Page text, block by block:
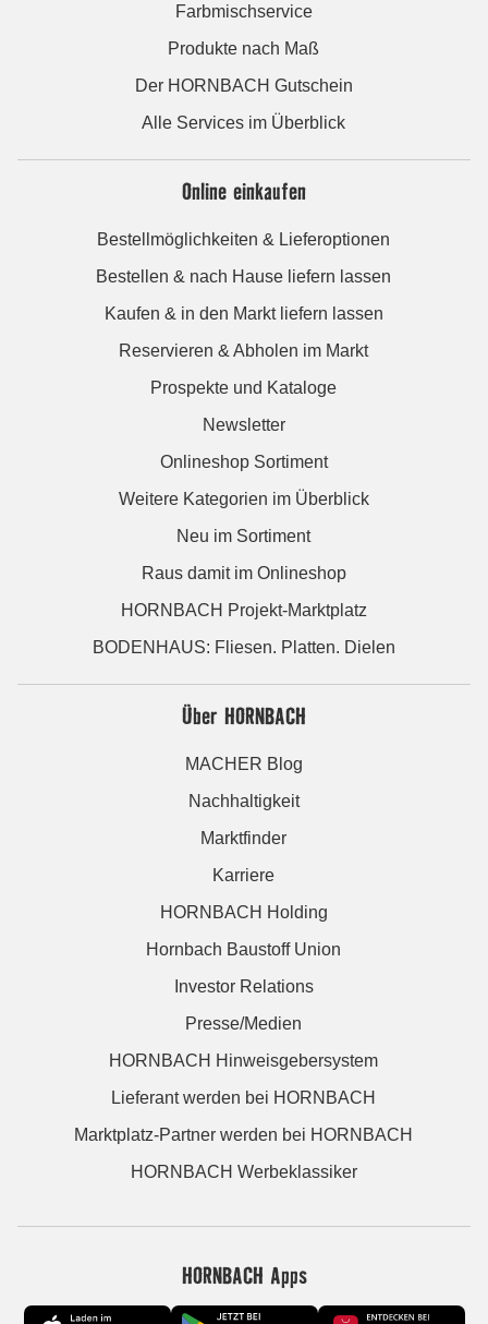
Farbmischservice
Produkte nach Maß
Der HORNBACH Gutschein
Alle Services im Überblick
Online einkaufen
Bestellmöglichkeiten & Lieferoptionen
Bestellen & nach Hause liefern lassen
Kaufen & in den Markt liefern lassen
Reservieren & Abholen im Markt
Prospekte und Kataloge
Newsletter
Onlineshop Sortiment
Weitere Kategorien im Überblick
Neu im Sortiment
Raus damit im Onlineshop
HORNBACH Projekt-Marktplatz
BODENHAUS: Fliesen. Platten. Dielen
Über HORNBACH
MACHER Blog
Nachhaltigkeit
Marktfinder
Karriere
HORNBACH Holding
Hornbach Baustoff Union
Investor Relations
Presse/Medien
HORNBACH Hinweisgebersystem
Lieferant werden bei HORNBACH
Marktplatz-Partner werden bei HORNBACH
HORNBACH Werbeklassiker
HORNBACH Apps